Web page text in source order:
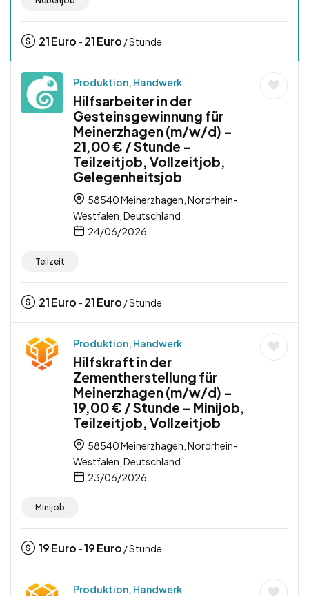
21Euro - 21Euro / Stunde
Produktion, Handwerk
Hilfsarbeiter in der
Gesteinsgewinnung für
Meinerzhagen (m/w/d) –
21,00 € / Stunde –
Teilzeitjob, Vollzeitjob,
Gelegenheitsjob
58540 Meinerzhagen, Nordrhein-
Westfalen, Deutschland
24/06/2026
Teilzeit
21Euro - 21Euro / Stunde
Produktion, Handwerk
Hilfskraft in der
Zementherstellung für
Meinerzhagen (m/w/d) –
19,00 € / Stunde – Minijob,
Teilzeitjob, Vollzeitjob
58540 Meinerzhagen, Nordrhein-
Westfalen, Deutschland
23/06/2026
Minijob
19Euro -19Euro / Stunde
Produktion, Handwerk